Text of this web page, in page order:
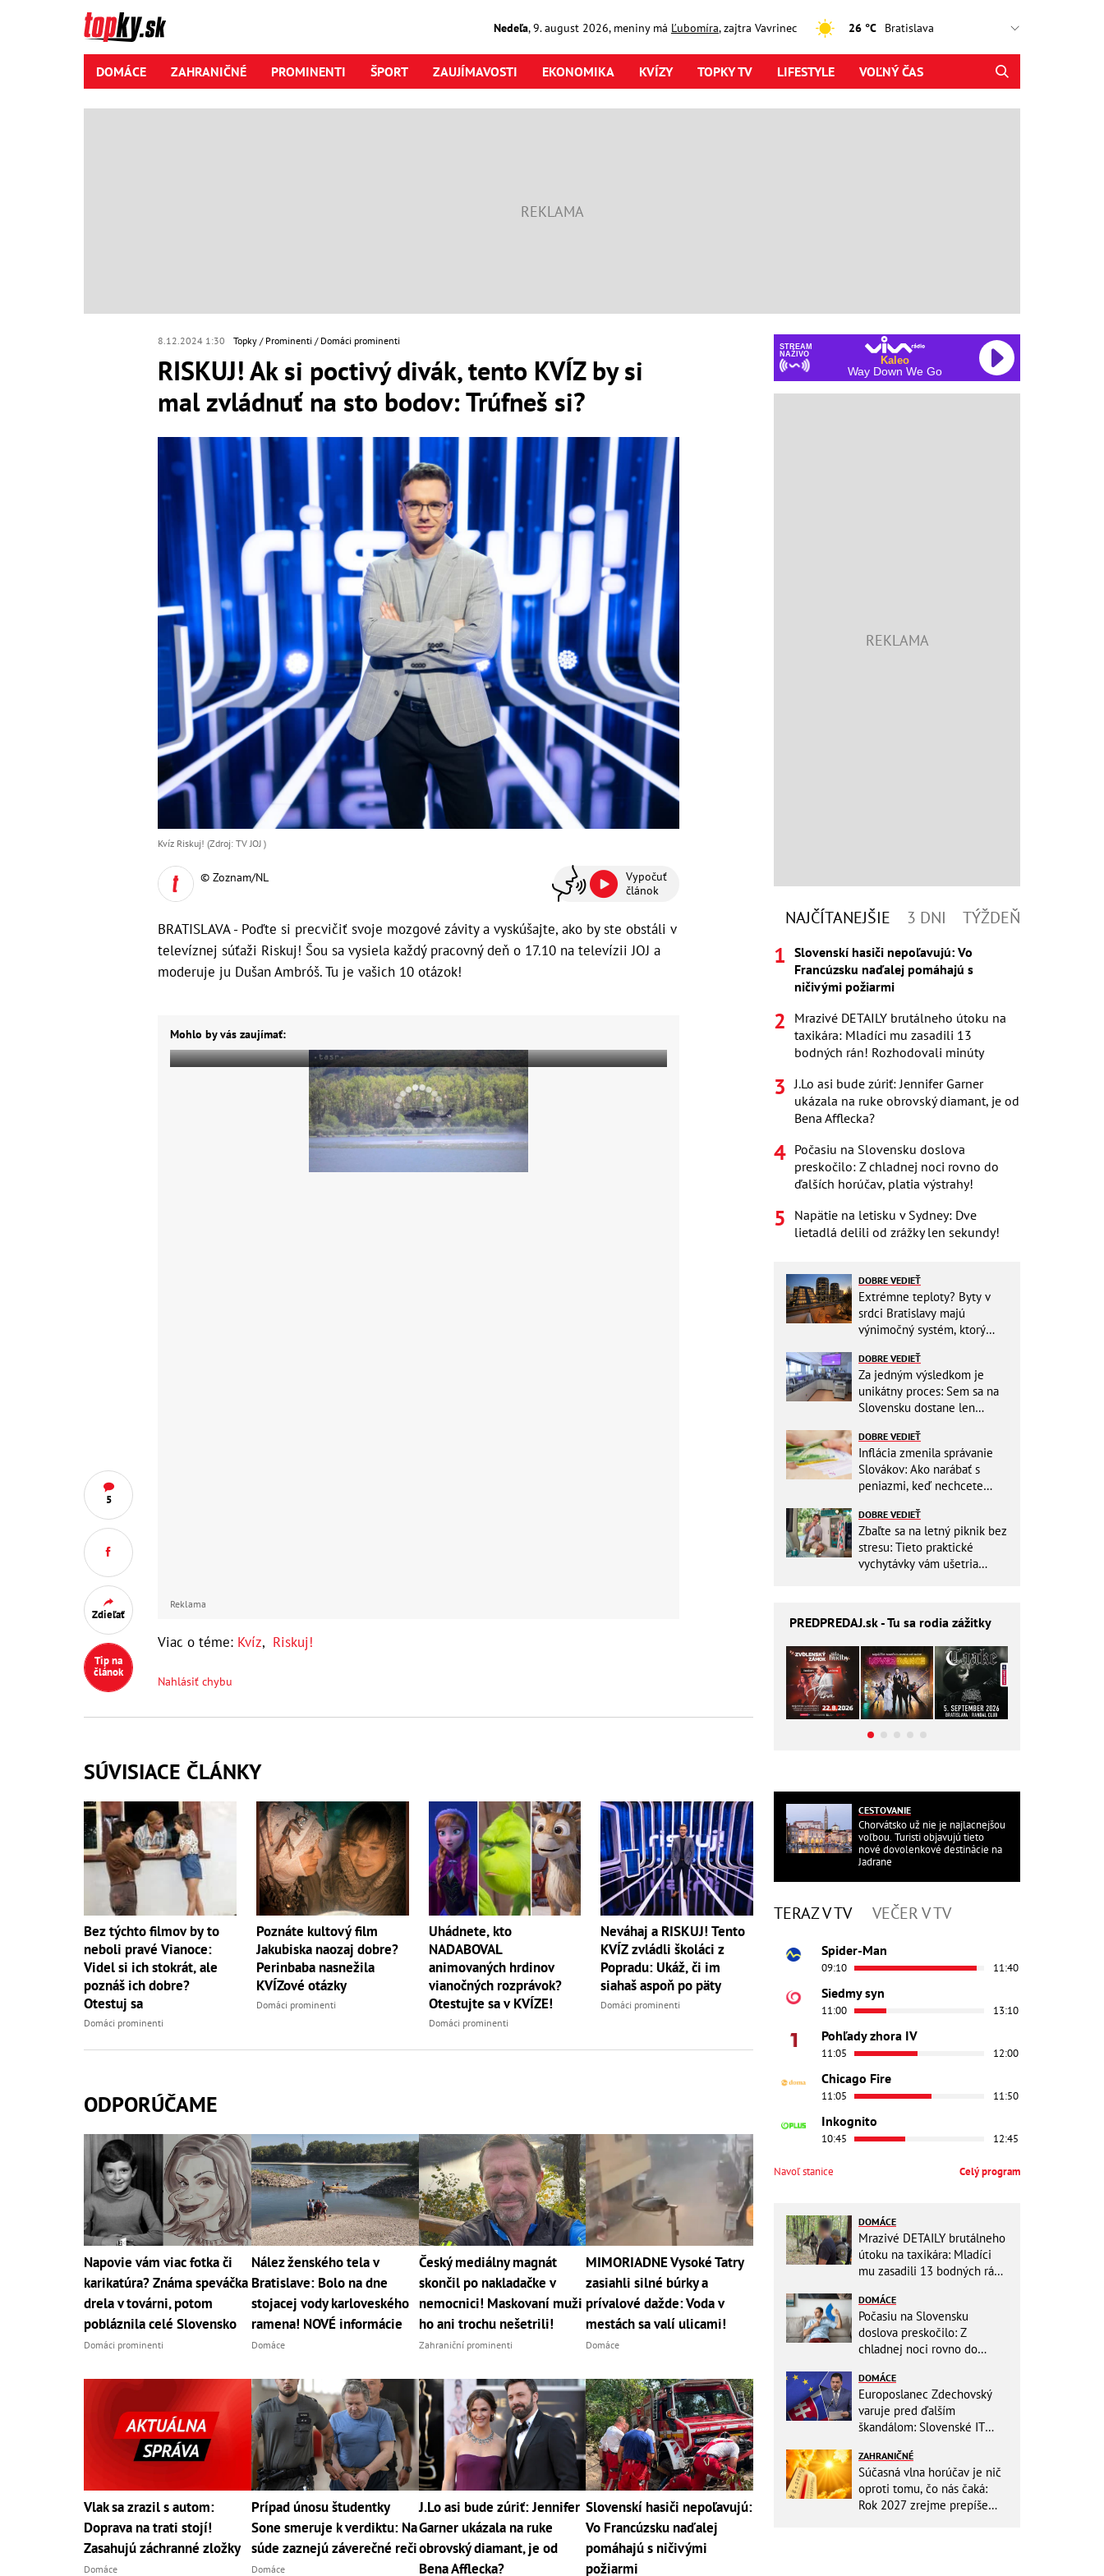
Nedeľa,9. august2026, meniny má Ľubomíra, zajtra Vavrinec 26 °C
DOMÁCE ZAHRANIČNÉ PROMINENTI ŠPORT ZAUJÍMAVOSTI EKONOMIKA KVÍZY TOPKY TV LIFESTYLE VOĽNÝ ČAS
8.12.2024 1:30 Topky Prominenti Domáci prominenti
RISKUJ! Ak si poctivý divák, tento KVÍZ by si
mal zvládnuť na sto bodov: Trúfneš si?
5
Zdieľať
Tip na
článok
Kvíz Riskuj! (Zdroj: TV JOJ )
© Zoznam/NL
Vypočuť
článok
BRATISLAVA - Poďte si precvičiť svoje mozgové závity a vyskúšajte, ako by ste obstáli v
televíznej súťaži Riskuj! Šou sa vysiela každý pracovný deň o 17.10 na televízii JOJ a
moderuje ju Dušan Ambróš. Tu je vašich 10 otázok!
Mohlo by vás zaujímať:
Reklama
Viac o téme: Kvíz, Riskuj!
Nahlásiť chybu
SÚVISIACE ČLÁNKY
Bez týchto filmov by to
neboli pravé Vianoce:
Videl si ich stokrát, ale
poznáš ich dobre?
Otestuj sa
Domáci prominenti
Poznáte kultový film
Jakubiska naozaj dobre?
Perinbaba nasnežila
KVÍZové otázky
Domáci prominenti
Uhádnete, kto
NADABOVAL
animovaných hrdinov
vianočných rozprávok?
Otestujte sa v KVÍZE!
Domáci prominenti
Neváhaj a RISKUJ! Tento
KVÍZ zvládli školáci z
Popradu: Ukáž, či im
siahaš aspoň po päty
Domáci prominenti
ODPORÚČAME
Napovie vám viac fotka či
karikatúra? Známa speváčka
drela v továrni, potom
pobláznila celé Slovensko
Domáci prominenti
Nález ženského tela v
Bratislave: Bolo na dne
stojacej vody karloveského
ramena! NOVÉ informácie
Domáce
Český mediálny magnát
skončil po nakladačke v
nemocnici! Maskovaní muži
ho ani trochu nešetrili!
Zahraniční prominenti
MIMORIADNE Vysoké Tatry
zasiahli silné búrky a
prívalové dažde: Voda v
mestách sa valí ulicami!
Domáce
Vlak sa zrazil s autom:
Doprava na trati stojí!
Zasahujú záchranné zložky
Domáce
Prípad únosu študentky
Sone smeruje k verdiktu: Na
súde zaznejú záverečné reči
Domáce
J.Lo asi bude zúriť: Jennifer
Garner ukázala na ruke
obrovský diamant, je od
Bena Afflecka?
Slovenskí hasiči nepoľavujú:
Vo Francúzsku naďalej
pomáhajú s ničivými
požiarmi
STREAM
NAŽIVO
Kaleo
Way Down We Go
NAJČÍTANEJŠIE 3 DNI TÝŽDEŇ
Slovenskí hasiči nepoľavujú: Vo
Francúzsku naďalej pomáhajú s
ničivými požiarmi
Mrazivé DETAILY brutálneho útoku na
taxikára: Mladíci mu zasadili 13
bodných rán! Rozhodovali minúty
J.Lo asi bude zúriť: Jennifer Garner
ukázala na ruke obrovský diamant, je od
Bena Afflecka?
Počasiu na Slovensku doslova
preskočilo: Z chladnej noci rovno do
ďalších horúčav, platia výstrahy!
Napätie na letisku v Sydney: Dve
lietadlá delili od zrážky len sekundy!
DOBRE VEDIEŤ
Extrémne teploty? Byty v
srdci Bratislavy majú
výnimočný systém, ktorý
DOBRE VEDIEŤ
Za jedným výsledkom je
unikátny proces: Sem sa na
Slovensku dostane len
DOBRE VEDIEŤ
Inflácia zmenila správanie
Slovákov: Ako narábať s
peniazmi, keď nechcete
DOBRE VEDIEŤ
Zbaľte sa na letný piknik bez
stresu: Tieto praktické
vychytávky vám ušetria
PREDPREDAJ.sk - Tu sa rodia zážitky
CESTOVANIE
Chorvátsko už nie je najlacnejšou
voľbou. Turisti objavujú tieto
nové dovolenkové destinácie na
Jadrane
TERAZ V TV VEČER V TV
Spider-Man
09:10 11:40
Siedmy syn
11:00 13:10
Pohľady zhora IV
11:05 12:00
Chicago Fire
11:05 11:50
Inkognito
10:45 12:45
Navoľ stanice Celý program
DOMÁCE
Mrazivé DETAILY brutálneho
útoku na taxikára: Mladíci
mu zasadili 13 bodných rán!
DOMÁCE
Počasiu na Slovensku
doslova preskočilo: Z
chladnej noci rovno do
výstrahy!
DOMÁCE
Europoslanec Zdechovský
varuje pred ďalším
škandálom: Slovenské IT
hre sú milióny!
ZAHRANIČNÉ
Súčasná vlna horúčav je nič
oproti tomu, čo nás čaká:
Rok 2027 zrejme prepíše